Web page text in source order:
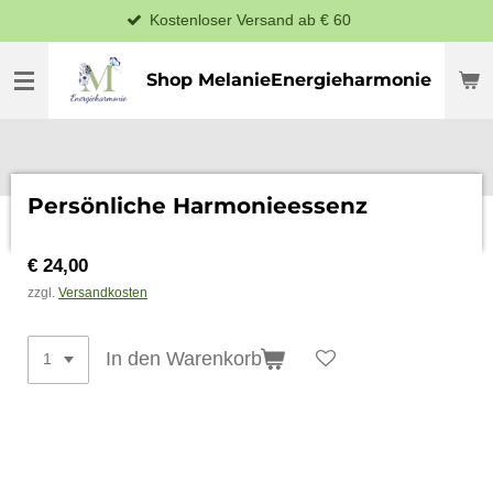
Hauptinhalt
springen
Shop MelanieEnergieharmonie
Kostenloser Versand ab € 60
Persönliche Harmonieessenz
€ 24,00
zzgl. Versandkosten
In den Warenkorb